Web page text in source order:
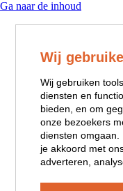
Wij
Wij gebruiken
diensten en
bieden, en om
onze bezoekers
diensten omgaan.
je akkoord met
adverteren,
Ga naar de inhoud
0348 47 12 29
Restaurant
Restaurant
Restaurant
Private dining
Wijnkaart